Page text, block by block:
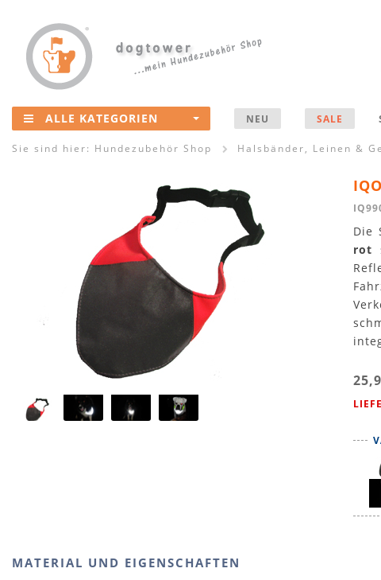
ALLE KATEGORIEN NEU SALE
Sie sind hier: Hundezubehör Shop Halsbänder, Leinen &
Die
rot
MATERIAL UND EIGENSCHAFTEN